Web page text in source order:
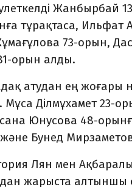
Жанбырбай
тұрақтаса, Ильфат
73-орын,
орын алды.
атудан ең жоғары
Ділмұхамет 23-
Юнусова 48-
Бунед Мирзаметов
Лян мен
жарыста